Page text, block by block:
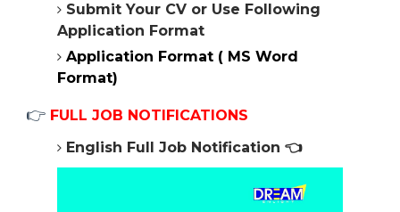
Submit Your CV or Use Following
Application Format
Application Format ( MS Word
Format)
👉 FULL JOB NOTIFICATIONS
English Full Job Notification 👈